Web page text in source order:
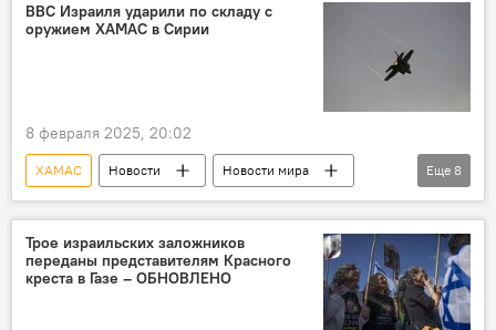
Палестина
сектор Газа
ЦАХАЛ
военная операция
ВВС Израиля ударили по складу с
оружием ХАМАС в Сирии
8 февраля 2025, 20:02
ХАМАС Новости
Новости мира
Израиль
палестино-израильский конфликт
Палестина
Сирия
оружие
ВВС ЦАХАЛ
Еще 8
Трое израильских заложников
переданы представителям Красного
креста в Газе – ОБНОВЛЕНО